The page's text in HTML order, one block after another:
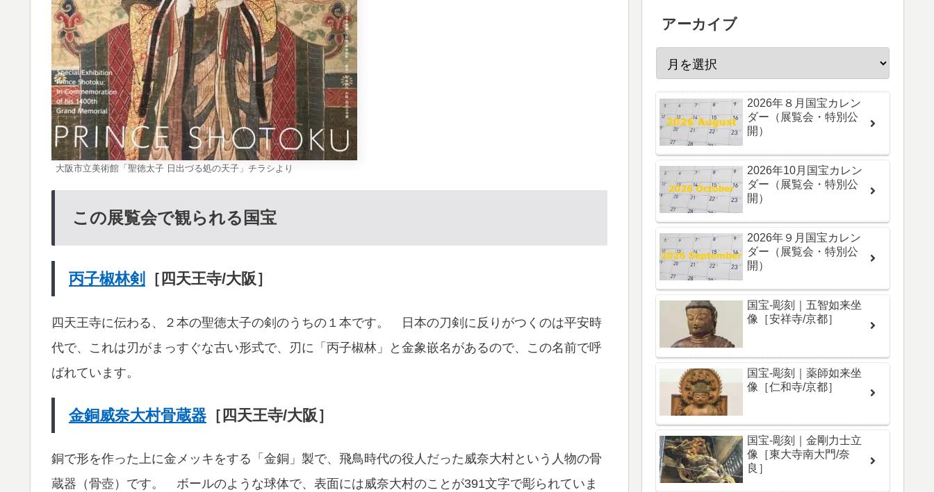
大阪市立美術館「聖徳太子 日出づる処の天子」チラシより
この展覧会で観られる国宝
丙子椒林剣 ［四天王寺/大阪］
四天王寺に伝わる、２本の聖徳太子の剣のうちの１本です。 日本の刀剣に反りがつくのは平安時
代で、これは刃がまっすぐな古い形式で、刃に「丙子椒林」と金象嵌名があるので、この名前で呼
ばれています。
金銅威奈大村骨蔵器 ［四天王寺/大阪］
銅で形を作った上に金メッキをする「金銅」製で、飛鳥時代の役人だった威奈大村という人物の骨
蔵器（骨壺）です。 ボールのような球体で、表面には威奈大村のことが391文字で彫られていま
アーカイブ
2026年８月国宝カレン
ダー（展覧会・特別公
開）
2026年10月国宝カレン
ダー（展覧会・特別公
開）
2026年９月国宝カレン
ダー（展覧会・特別公
開）
国宝-彫刻｜五智如来坐
像［安祥寺/京都］
国宝-彫刻｜薬師如来坐
像［仁和寺/京都］
国宝-彫刻｜金剛力士立
像［東大寺南大門/奈
良］